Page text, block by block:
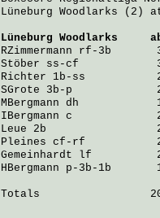
Lüneburg Woodlarks (2)
Lüneburg Woodlarks
RZimmermann rf-3b
Stöber ss-cf            3
Richter 1b-ss
SGrote 3b-p             2
MBergmann dh            1
IBergmann c             2
Leue 2b                 2
Pleines cf-rf           2
Gemeinhardt lf          2
HBergmann p-3b-1b
Totals